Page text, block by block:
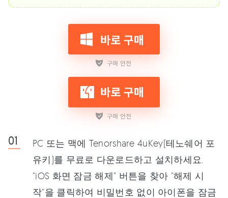
PC 또는 맥에 Tenorshare 4uKey(테노쉐어 포
유키)를 무료로 다운로드하고 설치하세요.
"iOS 화면 잠금 해제" 버튼을 찾아 "해제 시
작"을 클릭하여 비밀번호 없이 아이폰을 잠금